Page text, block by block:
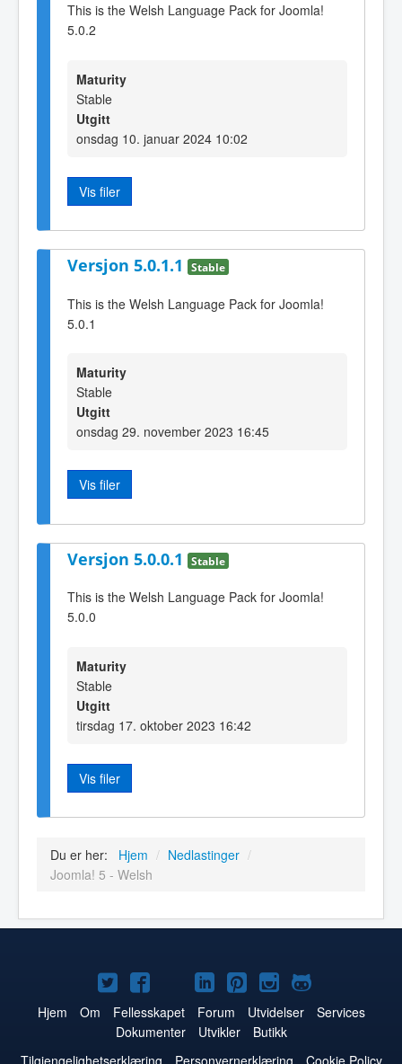
This is the Welsh Language Pack for Joomla!
5.0.2
Maturity
Stable
Utgitt
onsdag 10. januar 2024 10:02
Vis filer
Versjon 5.0.1.1 Stable
This is the Welsh Language Pack for Joomla!
5.0.1
Maturity
Stable
Utgitt
onsdag 29. november 2023 16:45
Vis filer
Versjon 5.0.0.1 Stable
This is the Welsh Language Pack for Joomla!
5.0.0
Maturity
Stable
Utgitt
tirsdag 17. oktober 2023 16:42
Vis filer
Du er her: Hjem / Nedlastinger /
Joomla! 5 - Welsh
Joomla!
på
Twitter
Joomla!
på
Facebook
Joomla!
på
YouTube
Joomla!
på
LinkedIn
Joomla!
på
Pinterest
Joomla!
på
Instagram
Joomla!
på
Hjem Om Fellesskapet Forum Utvidelser
Services
Dokumenter
Utvikler
Butikk
Tilgjengelighetserklæring
Personvernerklæring Cookie Policy